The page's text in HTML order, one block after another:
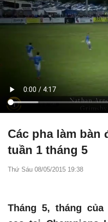
Các pha làm bàn
tuần 1 tháng 5
Thứ Sáu 08/05/2015 19:38
Tháng 5, tháng